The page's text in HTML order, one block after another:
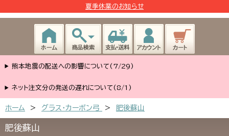
夏季休業のお知らせ
熊本地震の配送への影響について(7/29)
ネット注文分の発送の遅れについて(8/1)
ホーム > グラス・カーボン弓 > 肥後蘇山
肥後蘇山